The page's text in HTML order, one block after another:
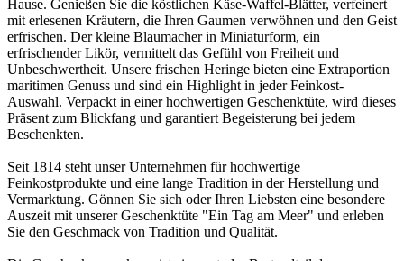
Hause. Genießen Sie die köstlichen Käse-Waffel-Blätter, verfeinert
mit erlesenen Kräutern, die Ihren Gaumen verwöhnen und den Geist
erfrischen. Der kleine Blaumacher in Miniaturform, ein
erfrischender Likör, vermittelt das Gefühl von Freiheit und
Unbeschwertheit. Unsere frischen Heringe bieten eine Extraportion
maritimen Genuss und sind ein Highlight in jeder Feinkost-
Auswahl. Verpackt in einer hochwertigen Geschenktüte, wird dieses
Präsent zum Blickfang und garantiert Begeisterung bei jedem
Beschenkten.
Seit 1814 steht unser Unternehmen für hochwertige
Feinkostprodukte und eine lange Tradition in der Herstellung und
Vermarktung. Gönnen Sie sich oder Ihren Liebsten eine besondere
Auszeit mit unserer Geschenktüte "Ein Tag am Meer" und erleben
Sie den Geschmack von Tradition und Qualität.